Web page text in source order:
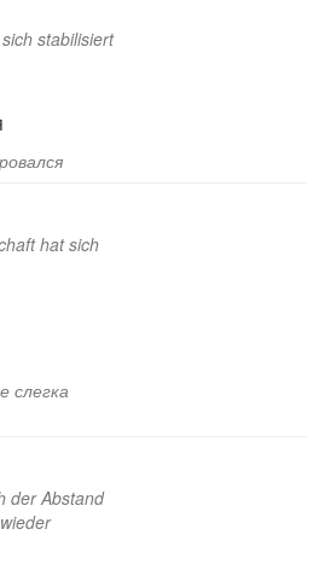
stabilisiert
hat sich
слегка
der Abstand